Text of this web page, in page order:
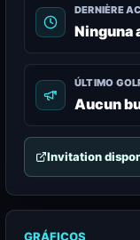
DERNIÈRE
Ninguna
ÚLTIMO
Aucun
Invitation
GRÁFICOS